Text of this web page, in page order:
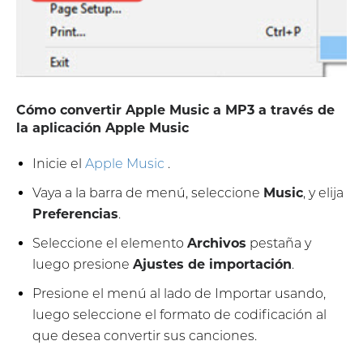
Cómo convertir Apple Music a MP3 a través de
la aplicación Apple Music
Inicie el Apple Music .
Vaya a la barra de menú, seleccione Music, y elija
Preferencias.
Seleccione el elemento Archivos pestaña y
luego presione Ajustes de importación.
Presione el menú al lado de Importar usando,
luego seleccione el formato de codificación al
que desea convertir sus canciones.